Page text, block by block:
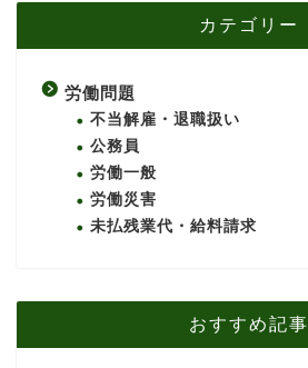
カテゴリー
労働問題
不当解雇・退職扱い
公務員
労働一般
労働災害
未払残業代・給料請求
おすすめ記事